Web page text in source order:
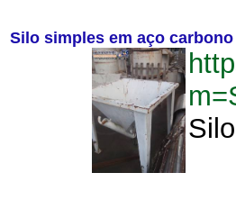
Silo simples em aço carbono